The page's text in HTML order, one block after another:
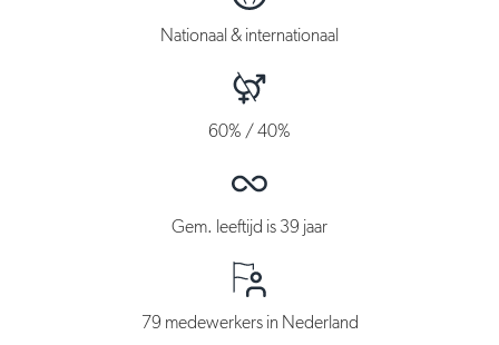
Nationaal & internationaal
60% / 40%
Gem. leeftijd is 39 jaar
79 medewerkers in Nederland